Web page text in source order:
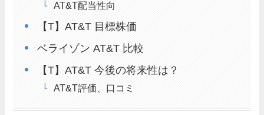
AT&T配当性向
【T】AT&T 目標株価
ベライゾン AT&T 比較
【T】AT&T 今後の将来性は？
AT&T評価、口コミ